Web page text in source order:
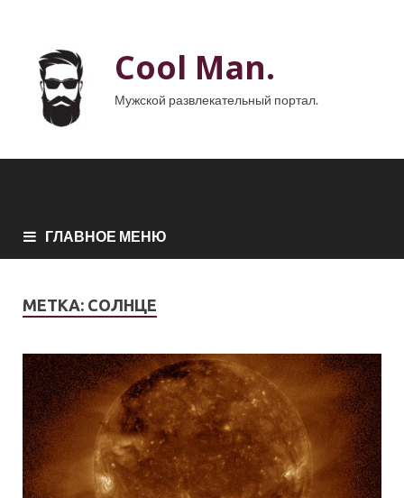
Cool Man.
Мужской развлекательный портал.
ГЛАВНОЕ МЕНЮ
МЕТКА: СОЛНЦЕ